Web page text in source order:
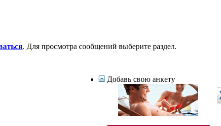
. Для просмотра сообщений выберите раздел.
Добавь свою анкету